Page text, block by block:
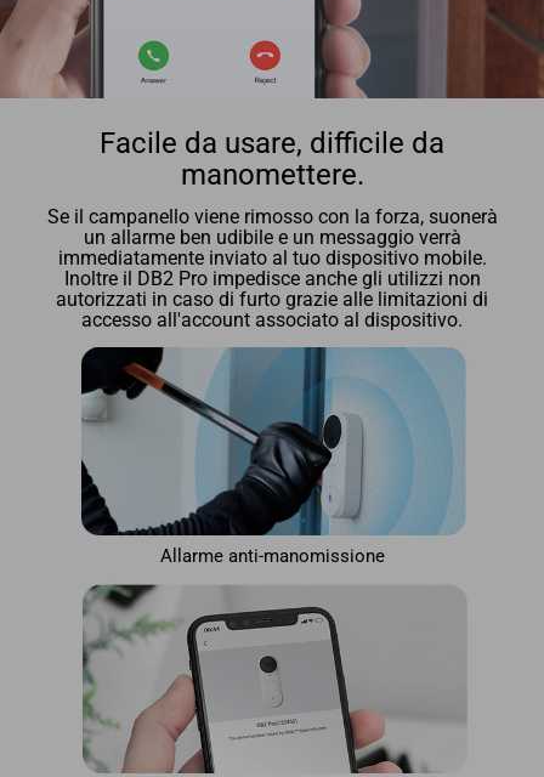
Facile da usare, difficile da
manomettere.
Se il campanello viene rimosso con la forza, suonerà
un allarme ben udibile e un messaggio verrà
immediatamente inviato al tuo dispositivo mobile.
Inoltre il DB2 Pro impedisce anche gli utilizzi non
autorizzati in caso di furto grazie alle limitazioni di
accesso all'account associato al dispositivo.
Allarme anti-manomissione